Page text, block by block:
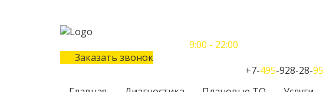
9:00 - 22:00
Заказать звонок
+7-495-928-28-95